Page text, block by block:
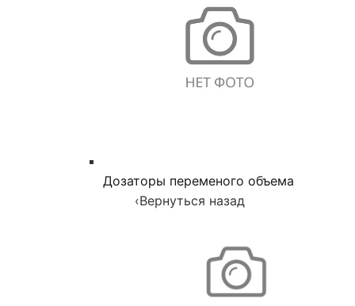
Дозаторы переменого объема
‹Вернуться назад